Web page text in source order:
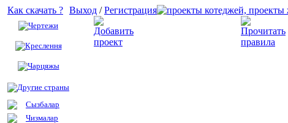
Как скачать ?
Чертежи
Креслення
Чарцяжы
Другие страны
Сызбалар
Чизмалар
Выход /Регистрация